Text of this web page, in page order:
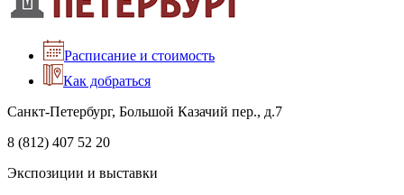
Расписание и стоимость
Как добраться
Санкт-Петербург, Большой Казачий пер., д.7
8 (812) 407 52 20
Экспозиции и выставки